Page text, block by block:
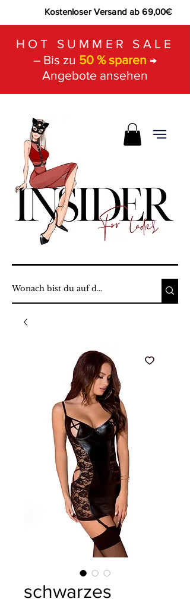
Kostenloser Versand ab 69,00€
HOT SUMMER SALE
– Bis zu 50 % sparen →
Angebote ansehen
schwarzes